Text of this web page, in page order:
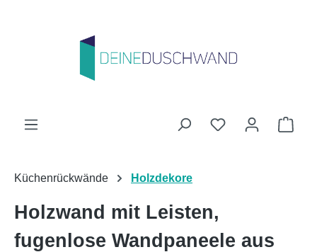
Du hast 0
Küchenrückwände Holzdekore
Holzwand mit Leisten,
fugenlose Wandpaneele aus